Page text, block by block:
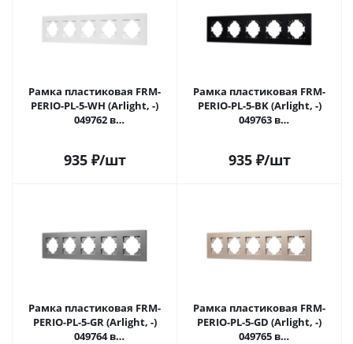
Рамка пластиковая FRM-
PERIO-PL-5-WH (Arlight, -)
049762 в
935₽/шт
Рамка пластиковая FRM-
PERIO-PL-5-BK (Arlight, -)
049763 в
935₽/шт
Рамка пластиковая FRM-
PERIO-PL-5-GR (Arlight, -)
049764 в
Рамка пластиковая FRM-
PERIO-PL-5-GD (Arlight, -)
049765 в